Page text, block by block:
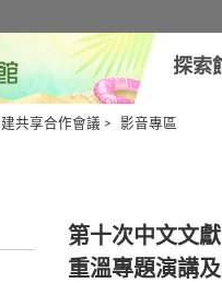
探索
共享合作會議 > 影音專區
第十次中文文
重溫專題演講